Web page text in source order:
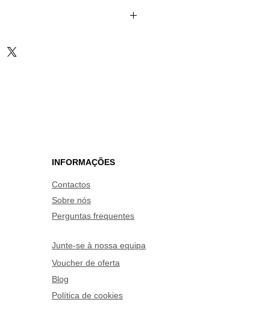
INFORMAÇÕES
Contactos
Sobre nós
Perguntas frequentes
Junte-se à nossa equipa
Voucher de oferta
Blog
Política de cookies